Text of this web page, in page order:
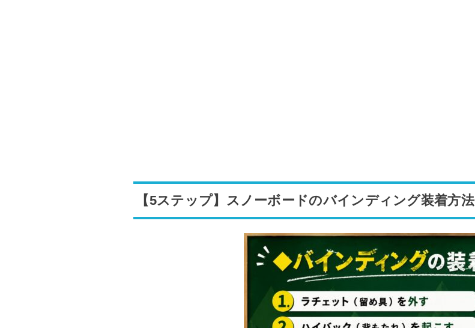
【5ステップ】スノーボードのバインディング装着方法